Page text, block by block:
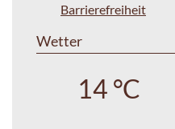
Barrierefreiheit
Wetter
14 °C